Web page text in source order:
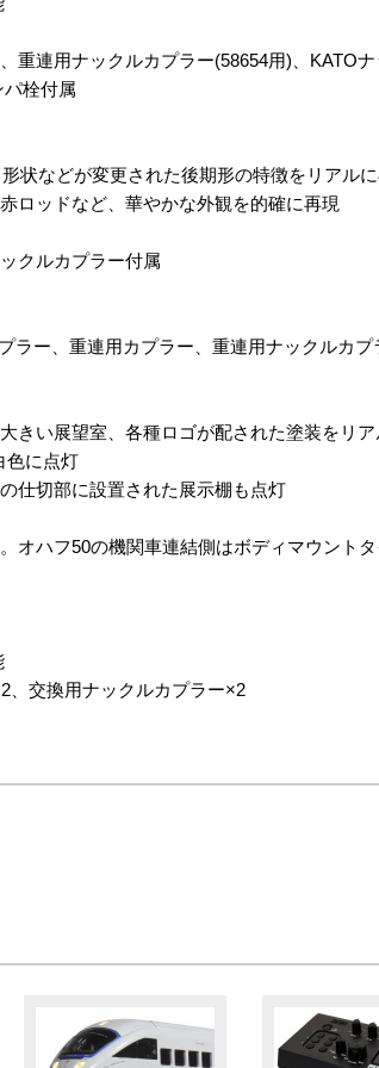
重連用ナックルカプラー(58654用)、KATO
栓付属
状などが変更された後期形の特徴をリアル
ロッドなど、華やかな外観を的確に再現
クルカプラー付属
ラー、重連用カプラー、重連用ナックルカプ
きい展望室、各種ロゴが配された塗装をリ
色に点灯
仕切部に設置された展示棚も点灯
オハフ50の機関車連結側はボディマウント
、交換用ナックルカプラー×2